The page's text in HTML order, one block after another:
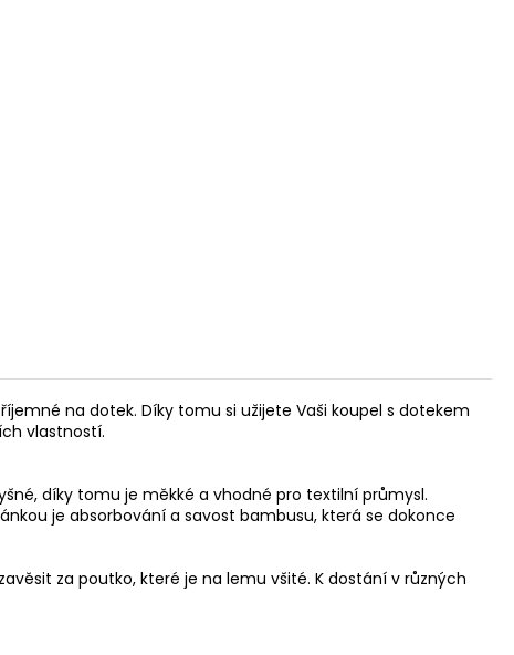
na dotek. Díky tomu si užijete Vaši koupel s dotekem
vlastností.
díky tomu je měkké a vhodné pro textilní průmysl.
je absorbování a savost bambusu, která se dokonce
za poutko, které je na lemu všité. K dostání v různých